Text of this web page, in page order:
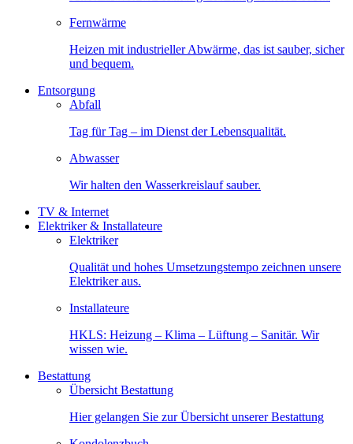
Fernwärme
Heizen mit industrieller Abwärme, das ist sauber, sicher
und bequem.
Entsorgung
Abfall
Tag für Tag – im Dienst der Lebensqualität.
Abwasser
Wir halten den Wasserkreislauf sauber.
TV & Internet
Elektriker & Installateure
Elektriker
Qualität und hohes Umsetzungstempo zeichnen unsere
Elektriker aus.
Installateure
HKLS: Heizung – Klima – Lüftung – Sanitär. Wir
wissen wie.
Bestattung
Übersicht Bestattung
Hier gelangen Sie zur Übersicht unserer Bestattung